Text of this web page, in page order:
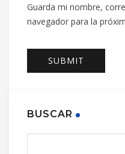
Guarda mi nombre,
navegador para la
BUSCAR